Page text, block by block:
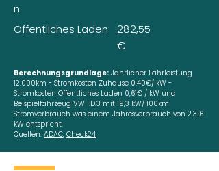
n:
Öffentliches Laden: 282,55
€
Berechnungsgrundlage: Jährlicher Fahrleistung
12.000km - Stromkosten Zuhause 0,40€/ kW -
Stromkosten Öffentliches Laden 0,61€ / kW und
Beispielfahrzeug VW I.D.3 mit 19,3 kW/ 100km
Stromverbrauch was einem Jahresverbrauch von 2.316
kW entspricht.
Quellen: ADAC, Check24